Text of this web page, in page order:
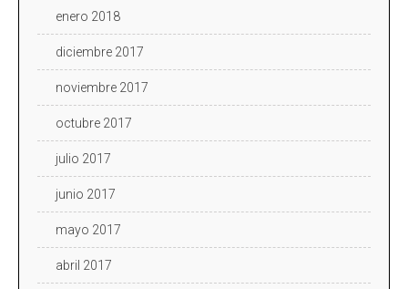
enero 2018
diciembre 2017
noviembre 2017
octubre 2017
julio 2017
junio 2017
mayo 2017
abril 2017